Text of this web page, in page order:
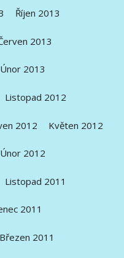
Říjen 2013
2013
Únor 2013
Listopad 2012
2012 Květen 2012
Únor 2012
Listopad 2011
2011
Březen 2011